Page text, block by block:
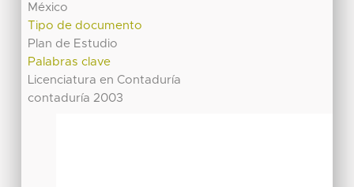
México
Tipo de documento
Plan de Estudio
Palabras clave
Licenciatura en Contaduría
contaduría 2003